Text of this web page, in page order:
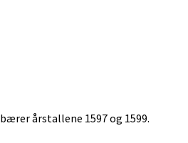
årstallene 1597 og 1599.